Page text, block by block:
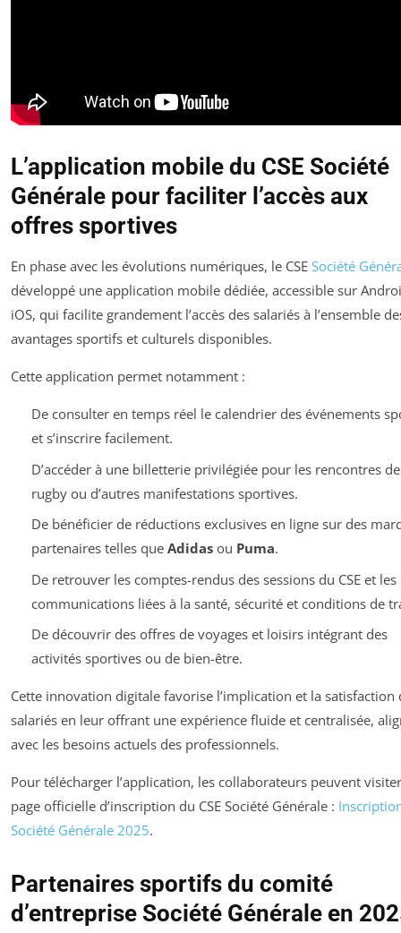
L’application mobile du CSE Société
Générale pour faciliter l’accès aux
offres sportives
En phase avec les évolutions numériques, le CSE Société
développé une application mobile dédiée, accessible sur
iOS, qui facilite grandement l’accès des salariés à l’ensemble
avantages sportifs et culturels disponibles.
Cette application permet notamment :
De consulter en temps réel le calendrier des événements
et s’inscrire facilement.
D’accéder à une billetterie privilégiée pour les rencontres de
rugby ou d’autres manifestations sportives.
De bénéficier de réductions exclusives en ligne sur des
partenaires telles que Adidasou Puma.
De retrouver les comptes-rendus des sessions du CSE et les
communications liées à la santé, sécurité et conditions de
De découvrir des offres de voyages et loisirs intégrant des
activités sportives ou de bien-être.
Cette innovation digitale favorise l’implication et la satisfaction
salariés en leur offrant une expérience fluide et centralisée,
avec les besoins actuels des professionnels.
Pour télécharger l’application, les collaborateurs peuvent
page officielle d’inscription du CSE Société Générale :
Société Générale 2025.
Partenaires sportifs du comité
d’entreprise Société Générale en